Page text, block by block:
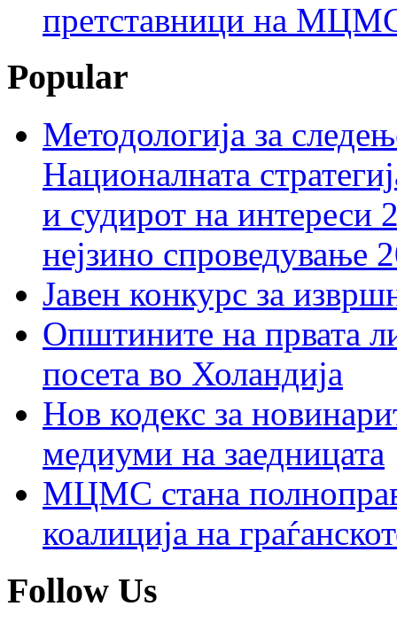
претставници на МЦМС
Popular
Методологија за
Националната
и судирот на интереси
нејзино спроведување
Јавен конкурс за
Општините на првата
посета во Холандија
Нов кодекс за
медиуми на заедницата
МЦМС стана
коалиција на
Follow Us